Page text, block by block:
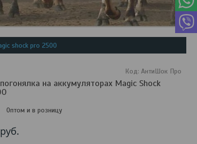
shock pro 2500
на аккумуляторах Magic Shock
Оптом и в розницу
Код: АнтиШок Про
руб.